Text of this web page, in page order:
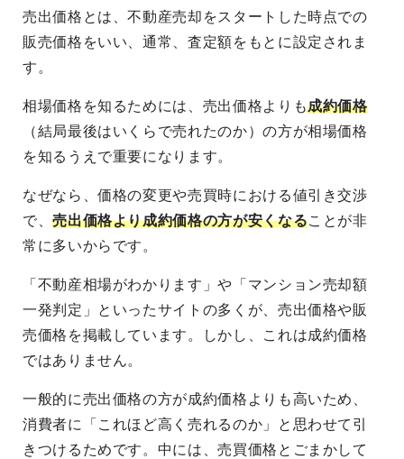
売出価格とは、不動産売却をスタートした時点での
販売価格をいい、通常、査定額をもとに設定されま
す。
相場価格を知るためには、売出価格よりも成約価格
（結局最後はいくらで売れたのか）の方が相場価格
を知るうえで重要になります。
なぜなら、価格の変更や売買時における値引き交渉
で、売出価格より成約価格の方が安くなることが非
常に多いからです。
「不動産相場がわかります」や「マンション売却額
一発判定」といったサイトの多くが、売出価格や販
売価格を掲載しています。しかし、これは成約価格
ではありません。
一般的に売出価格の方が成約価格よりも高いため、
消費者に「これほど高く売れるのか」と思わせて引
きつけるためです。中には、売買価格とごまかして